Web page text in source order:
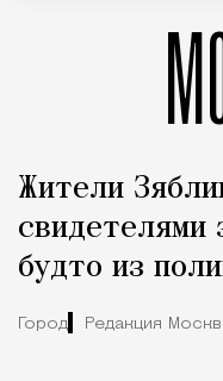
Жители
свидетелями
будто из
Город Редакция